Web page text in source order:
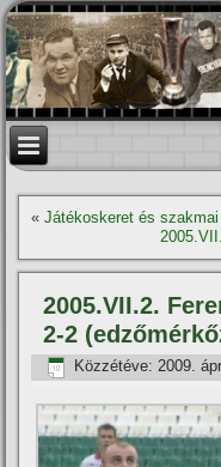
«Játékoskeret és
2005.VII.2.
2-2
Közzétéve: 2009.